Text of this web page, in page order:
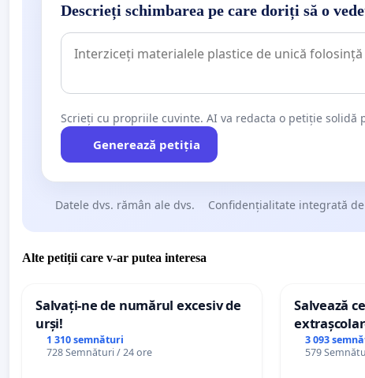
Descrieți schimbarea pe care doriți să o
Scrieți cu propriile cuvinte. AI va redacta o petiție solidă
Generează petiția
Datele dvs. rămân ale dvs. Confidențialitate integrată
Alte petiții care v-ar putea interesa
Salvați-ne de numărul excesiv de
urși!
1 310 semnături
728 Semnături / 24 ore
Salvează
palatele
3 093
579